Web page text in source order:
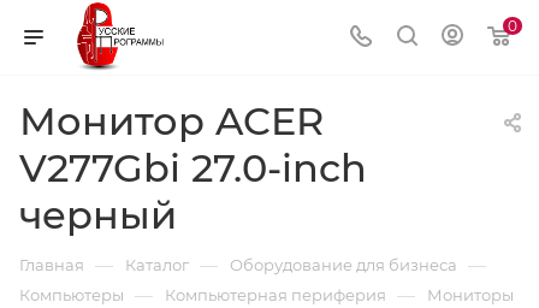
0
Монитор ACER
V277Gbi 27.0-inch
черный
Главная — Каталог — Оборудование для бизнеса —
Компьютеры — Компьютерная периферия — Мониторы